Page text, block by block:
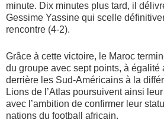
minute. Dix minutes plus tard, il
Gessime Yassine qui scelle
rencontre (4-2).
Grâce à cette victoire, le Maroc
du groupe avec sept points, à égalité
derrière les Sud-Américains à la
Lions de l’Atlas poursuivent ainsi
avec l’ambition de confirmer leur
nations du football africain.